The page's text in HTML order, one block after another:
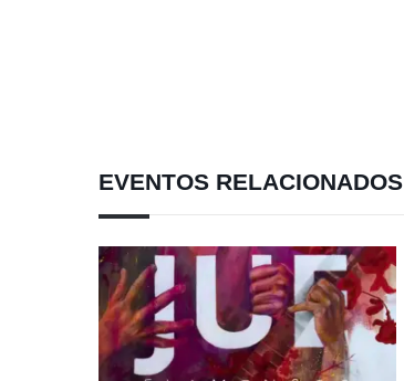
EVENTOS RELACIONADOS